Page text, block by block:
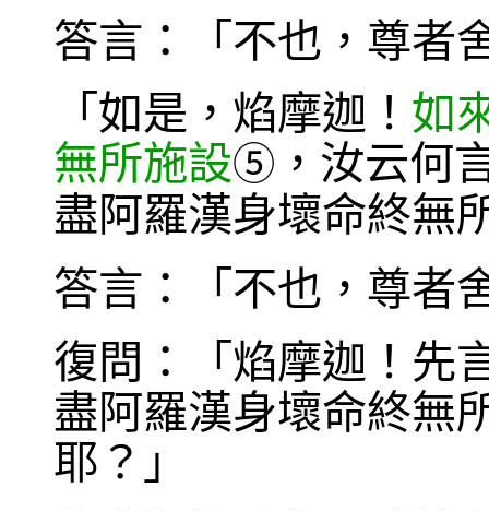
答言：「不也，尊者
「如是，焰摩迦！ 如
無所施設⑤ ，汝云何
盡阿羅漢身壞命終無
答言：「不也，尊者
復問：「焰摩迦！先
盡阿羅漢身壞命終無
耶？」